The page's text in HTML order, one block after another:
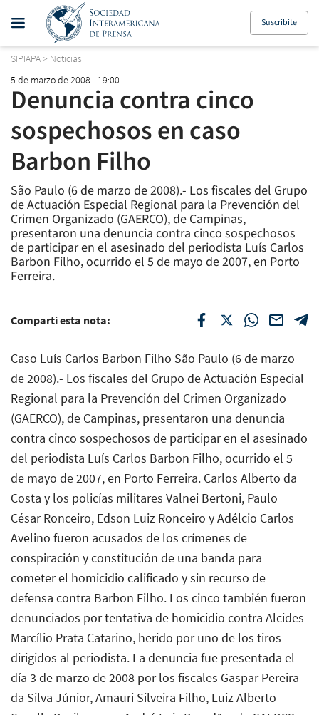
Suscribite
SIPIAPA> Noticias
5 de marzo de 2008 - 19:00
Denuncia contra cinco
sospechosos en caso
Barbon Filho
São Paulo (6 de marzo de 2008).- Los fiscales del Grupo
de Actuación Especial Regional para la Prevención del
Crimen Organizado (GAERCO), de Campinas,
presentaron una denuncia contra cinco sospechosos
de participar en el asesinado del periodista Luís Carlos
Barbon Filho, ocurrido el 5 de mayo de 2007, en Porto
Ferreira.
Compartí esta nota:
Caso Luís Carlos Barbon Filho São Paulo (6 de marzo
de 2008).- Los fiscales del Grupo de Actuación Especial
Regional para la Prevención del Crimen Organizado
(GAERCO), de Campinas, presentaron una denuncia
contra cinco sospechosos de participar en el asesinado
del periodista Luís Carlos Barbon Filho, ocurrido el 5
de mayo de 2007, en Porto Ferreira. Carlos Alberto da
Costa y los policías militares Valnei Bertoni, Paulo
César Ronceiro, Edson Luiz Ronceiro y Adélcio Carlos
Avelino fueron acusados de los crímenes de
conspiración y constitución de una banda para
cometer el homicidio calificado y sin recurso de
defensa contra Barbon Filho. Los cinco también fueron
denunciados por tentativa de homicidio contra Alcides
Marcílio Prata Catarino, herido por uno de los tiros
dirigidos al periodista. La denuncia fue presentada el
día 3 de marzo de 2008 por los fiscales Gaspar Pereira
da Silva Júnior, Amauri Silveira Filho, Luiz Alberto